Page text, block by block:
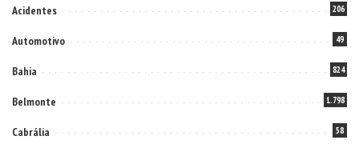
Acidentes 206
Automotivo 49
Bahia 824
Belmonte 1.798
Cabrália 58